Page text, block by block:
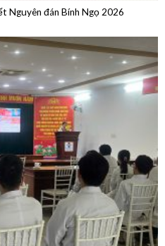
đoán, điều trị, dự phòng bệnh
Phòng Tiêm chủng Bệnh viện Quân